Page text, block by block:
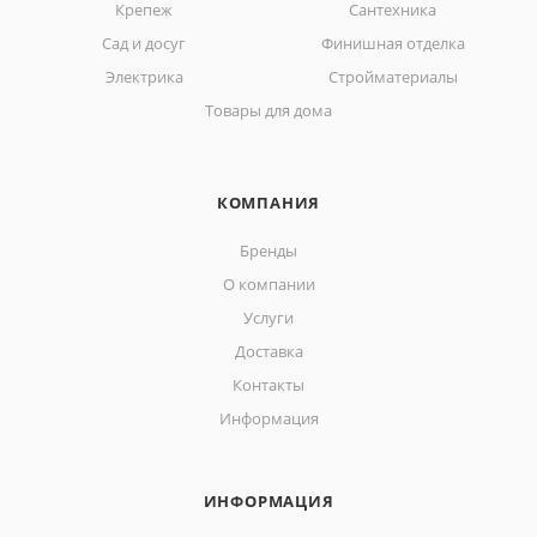
Крепеж
Сантехника
Сад и досуг
Финишная отделка
Электрика
Стройматериалы
Товары для дома
КОМПАНИЯ
Бренды
О компании
Услуги
Доставка
Контакты
Информация
ИНФОРМАЦИЯ